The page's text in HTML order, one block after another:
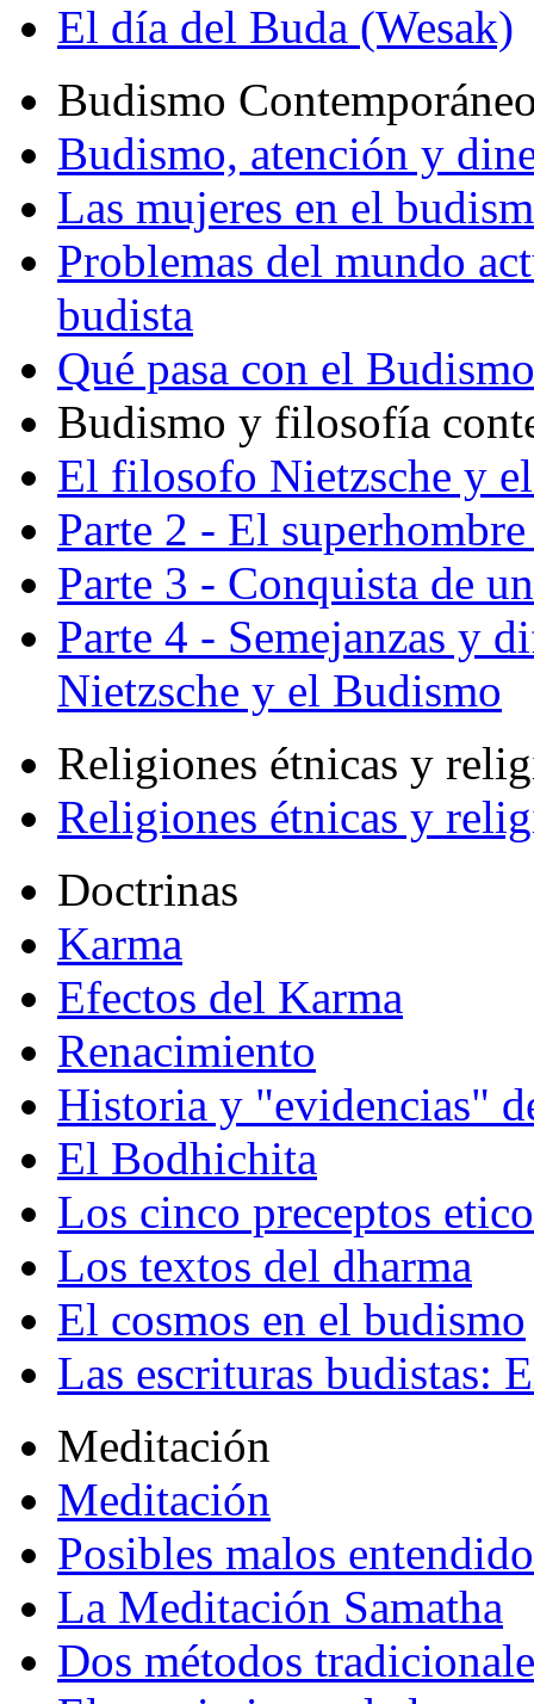
El día del Buda (Wesak)
Budismo
Budismo, atención y
Las mujeres en el
Problemas del mundo
budista
Qué pasa con el
Budismo y filosofía
El filosofo Nietzsche y
Parte 2 - El
Parte 3 - Conquista de
Parte 4 - Semejanzas y
Nietzsche y el Budismo
Religiones étnicas y
Religiones étnicas y
Doctrinas
Karma
Efectos del Karma
Renacimiento
Historia y "evidencias"
El Bodhichita
Los cinco preceptos
Los textos del dharma
El cosmos en el budismo
Las escrituras budistas:
Meditación
Meditación
Posibles malos
La Meditación Samatha
Dos métodos